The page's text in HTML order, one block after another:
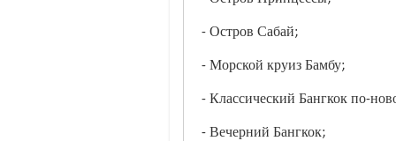
- Остров Сабай;
- Морской круиз Бамбу;
- Классический Бангкок по-
- Вечерний Бангкок;